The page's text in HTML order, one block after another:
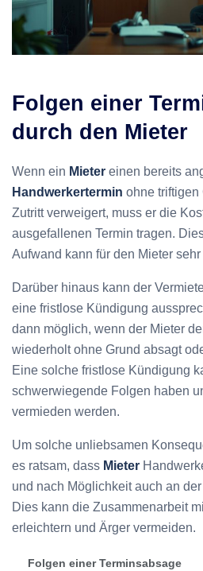
Folgen einer
durch den Mieter
Wenn ein Mieter einen bereits
Handwerkertermin ohne triftigen
Zutritt verweigert, muss er die
ausgefallenen Termin tragen.
Aufwand kann für den Mieter
Darüber hinaus kann der
eine fristlose Kündigung
dann möglich, wenn der Mieter
wiederholt ohne Grund absagt
Eine solche fristlose Kündigung
schwerwiegende Folgen haben
vermieden werden.
Um solche unliebsamen
es ratsam, dass Mieter
und nach Möglichkeit auch an
Dies kann die Zusammenarbeit
erleichtern und Ärger vermeiden.
Folgen einer Terminsabsage